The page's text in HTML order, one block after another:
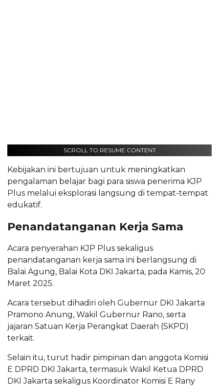
SCROLL TO RESUME CONTENT
Kebijakan ini bertujuan untuk meningkatkan
pengalaman belajar bagi para siswa penerima KJP
Plus melalui eksplorasi langsung di tempat-tempat
edukatif.
Penandatanganan Kerja Sama
Acara penyerahan KJP Plus sekaligus
penandatanganan kerja sama ini berlangsung di
Balai Agung, Balai Kota DKI Jakarta, pada Kamis, 20
Maret 2025.
Acara tersebut dihadiri oleh Gubernur DKI Jakarta
Pramono Anung, Wakil Gubernur Rano, serta
jajaran Satuan Kerja Perangkat Daerah (SKPD)
terkait.
Selain itu, turut hadir pimpinan dan anggota Komisi
E DPRD DKI Jakarta, termasuk Wakil Ketua DPRD
DKI Jakarta sekaligus Koordinator Komisi E Rany